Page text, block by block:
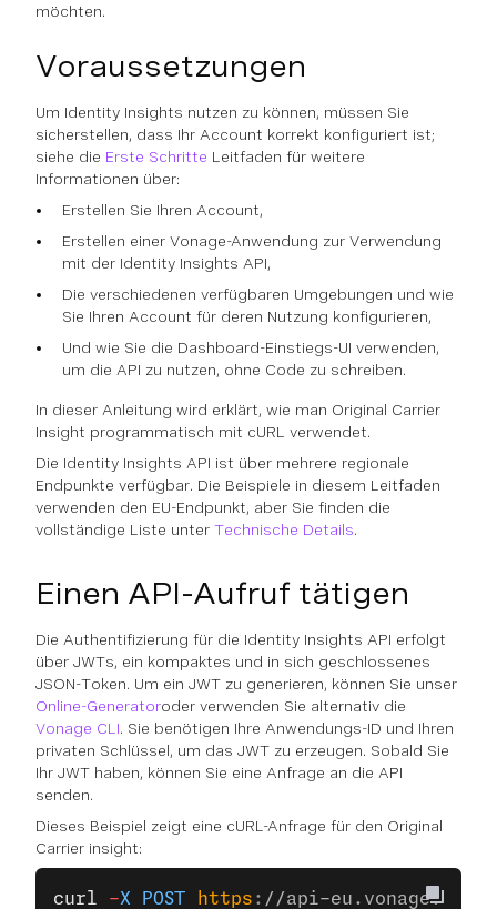
möchten.
Voraussetzungen
Um Identity Insights nutzen zu können, müssen Sie
sicherstellen, dass Ihr Account korrekt konfiguriert ist;
siehe die Erste Schritte Leitfaden für weitere
Informationen über:
Erstellen Sie Ihren Account,
Erstellen einer Vonage-Anwendung zur Verwendung
mit der Identity Insights API,
Die verschiedenen verfügbaren Umgebungen und wie
Sie Ihren Account für deren Nutzung konfigurieren,
Und wie Sie die Dashboard-Einstiegs-UI verwenden,
um die API zu nutzen, ohne Code zu schreiben.
In dieser Anleitung wird erklärt, wie man Original Carrier
Insight programmatisch mit cURL verwendet.
Die Identity Insights API ist über mehrere regionale
Endpunkte verfügbar. Die Beispiele in diesem Leitfaden
verwenden den EU-Endpunkt, aber Sie finden die
vollständige Liste unter Technische Details.
Einen API-Aufruf tätigen
Die Authentifizierung für die Identity Insights API erfolgt
über JWTs, ein kompaktes und in sich geschlossenes
JSON-Token. Um ein JWT zu generieren, können Sie unser
Online-Generatoroder verwenden Sie alternativ die
Vonage CLI. Sie benötigen Ihre Anwendungs-ID und Ihren
privaten Schlüssel, um das JWT zu erzeugen. Sobald Sie
Ihr JWT haben, können Sie eine Anfrage an die API
senden.
Dieses Beispiel zeigt eine cURL-Anfrage für den Original
Carrier insight:
curl -X POST https : //api-